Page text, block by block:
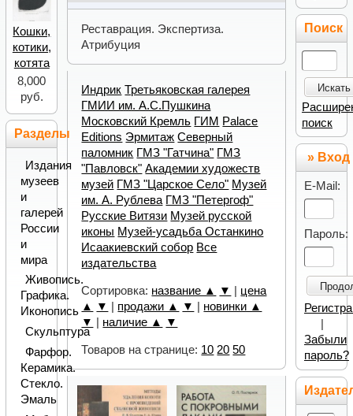
Реставрация. Экспертиза.
Атрибуция
Индрик Третьяковская галерея
ГМИИ им. А.С.Пушкина
Московский Кремль ГИМ Palace
Editions Эрмитаж Северный
паломник ГМЗ "Гатчина" ГМЗ
"Павловск" Академии художеств
музей ГМЗ "Царское Село" Музей
им. А. Рублева ГМЗ "Петергоф"
Русские Витязи Музей русской
иконы Музей-усадьба Останкино
Исаакиевский собор Все
издательства
Сортировка: название ▲ ▼
цена
▲
▼ продажи ▲ ▼
новинки ▲
▼
наличие ▲ ▼
Товаров на странице: 10 20 50
Кошки,
котики,
котята
8,000
руб.
Разделы
Издания
музеев
и
галерей
России
и
мира
Живопись.
Графика.
Иконопись
Скульптура
Фарфор.
Керамика.
Стекло.
Эмаль
Поиск
Искать
поиск
» Вход
E-Mail:
Пароль:
|
Забыли
пароль?